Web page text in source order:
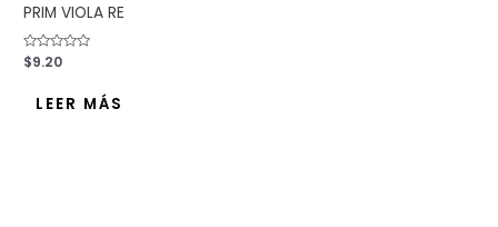
PRIM VIOLA RE
Valorado
con
$9.20
LEER MÁS